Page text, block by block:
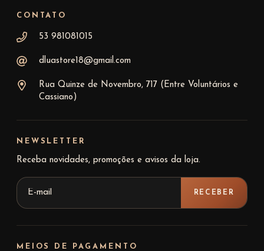
CONTATO
53 981081015
dluastore18@gmail.com
Rua Quinze de Novembro, 717 (Entre Voluntários e
Cassiano)
NEWSLETTER
Receba novidades, promoções e avisos da loja.
MEIOS DE PAGAMENTO